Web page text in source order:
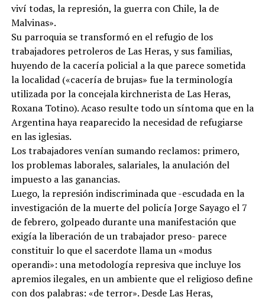
viví todas, la represión, la guerra con Chile, la de
Malvinas».
Su parroquia se transformó en el refugio de los
trabajadores petroleros de Las Heras, y sus familias,
huyendo de la cacería policial a la que parece sometida
la localidad («cacería de brujas» fue la terminología
utilizada por la concejala kirchnerista de Las Heras,
Roxana Totino). Acaso resulte todo un síntoma que en la
Argentina haya reaparecido la necesidad de refugiarse
en las iglesias.
Los trabajadores venían sumando reclamos: primero,
los problemas laborales, salariales, la anulación del
impuesto a las ganancias.
Luego, la represión indiscriminada que -escudada en la
investigación de la muerte del policía Jorge Sayago el 7
de febrero, golpeado durante una manifestación que
exigía la liberación de un trabajador preso- parece
constituir lo que el sacerdote llama un «modus
operandi»: una metodología represiva que incluye los
apremios ilegales, en un ambiente que el religioso define
con dos palabras: «de terror». Desde Las Heras,